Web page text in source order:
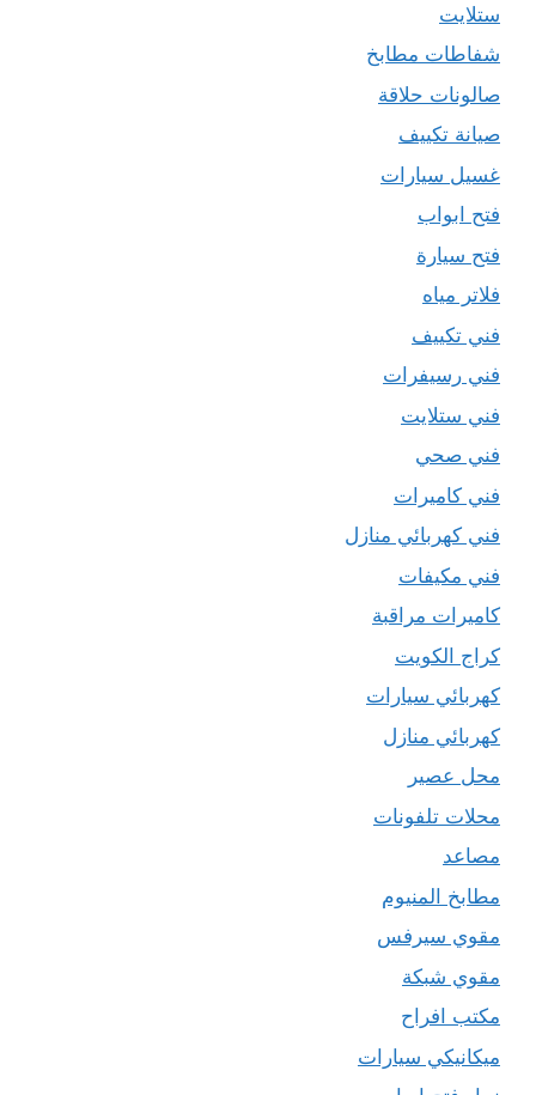
ستلايت
شفاطات مطابخ
صالونات حلاقة
صيانة تكييف
غسيل سيارات
فتح ابواب
فتح سيارة
فلاتر مياه
فني تكييف
فني رسيفرات
فني ستلايت
فني صحي
فني كاميرات
فني كهربائي منازل
فني مكيفات
كاميرات مراقبة
كراج الكويت
كهربائي سيارات
كهربائي منازل
محل عصير
محلات تلفونات
مصاعد
مطابخ المنيوم
مقوي سيرفس
مقوي شبكة
مكتب افراح
ميكانيكي سيارات